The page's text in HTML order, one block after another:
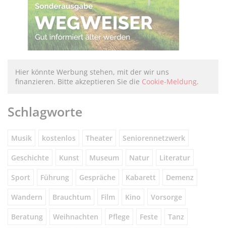
Hier könnte Werbung stehen, mit der wir uns
finanzieren. Bitte akzeptieren Sie die Cookie-Meldung.
Schlagworte
Musik kostenlos Theater Seniorennetzwerk
Geschichte Kunst Museum Natur Literatur
Sport Führung Gespräche Kabarett Demenz
Wandern Brauchtum Film Kino Vorsorge
Beratung Weihnachten Pflege Feste Tanz